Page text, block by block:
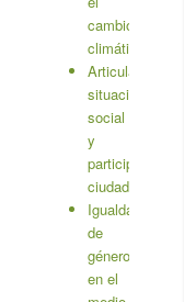
el
cambio
climático
Articulación,
situación
social
y
participación
ciudadana
Igualdad
de
género